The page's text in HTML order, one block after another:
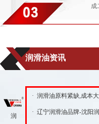
润滑油资讯
润
· 润滑油原料紧缺,成本
· 辽宁润滑油品牌-沈阳